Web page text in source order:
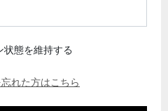
状態を維持する
れた方はこちら